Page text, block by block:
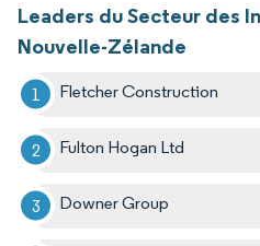
Leaders du Secteur des
Nouvelle-Zélande
Fletcher Construction
Fulton Hogan Ltd
Downer Group